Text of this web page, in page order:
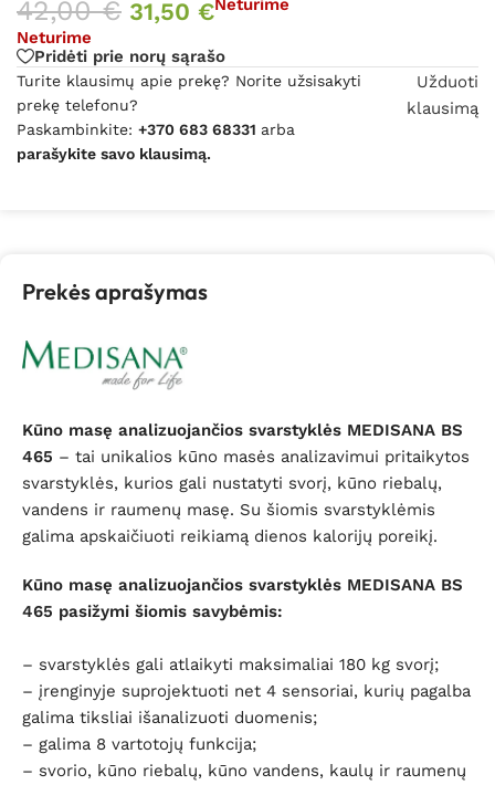
42,00€ 31,50 €Neturime
Neturime
Pridėti prie norų sąrašo
Turite klausimų apie prekę? Norite užsisakyti
prekę telefonu?
Paskambinkite: +370 683 68331 arba
parašykite savo klausimą.
Užduoti
klausimą
Prekės aprašymas
Kūno masę analizuojančios svarstyklės MEDISANA BS
465 – tai unikalios kūno masės analizavimui pritaikytos
svarstyklės, kurios gali nustatyti svorį, kūno riebalų,
vandens ir raumenų masę. Su šiomis svarstyklėmis
galima apskaičiuoti reikiamą dienos kalorijų poreikį.
Kūno masę analizuojančios svarstyklės MEDISANA BS
465 pasižymi šiomis savybėmis:
– svarstyklės gali atlaikyti maksimaliai 180 kg svorį;
– įrenginyje suprojektuoti net 4 sensoriai, kurių pagalba
galima tiksliai išanalizuoti duomenis;
– galima 8 vartotojų funkcija;
– svorio, kūno riebalų, kūno vandens, kaulų ir raumenų